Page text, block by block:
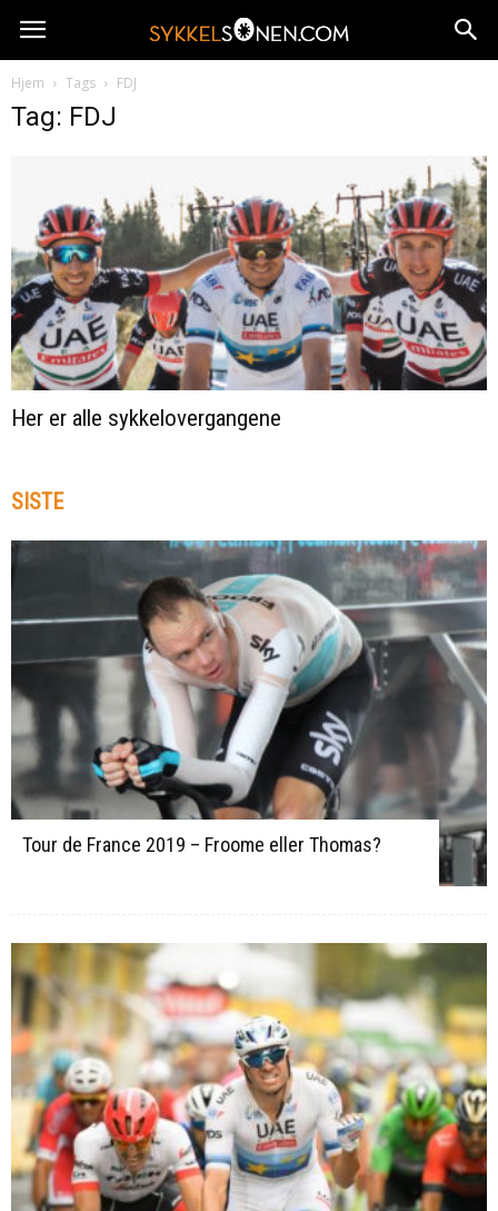
Hjem Tags FDJ
Tag: FDJ
Her er alle sykkelovergangene
SISTE
Tour de France 2019 – Froome eller Thomas?